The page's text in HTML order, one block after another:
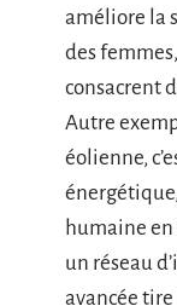
améliore la
des
consacrent
Autre
éolienne,
humaine
un réseau
avancée tire